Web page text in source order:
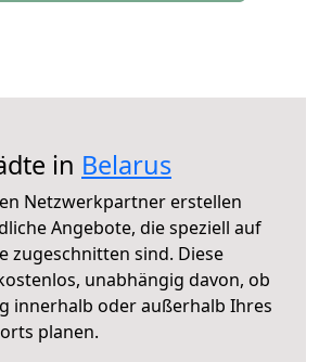
in Belarus
Netzwerkpartner erstellen
Angebote, die speziell auf
zugeschnitten sind. Diese
unabhängig davon, ob
innerhalb oder außerhalb Ihres
planen.